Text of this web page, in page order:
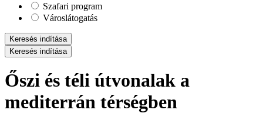
Szafari program
Városlátogatás
Keresés indítása
Keresés indítása
Őszi és téli útvonalak a
mediterrán térségben